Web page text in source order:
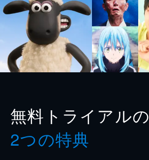
無料トライアルの
2つの特典